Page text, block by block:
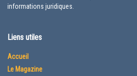
informations juridiques.
Liens utiles
Accueil
Le Magazine